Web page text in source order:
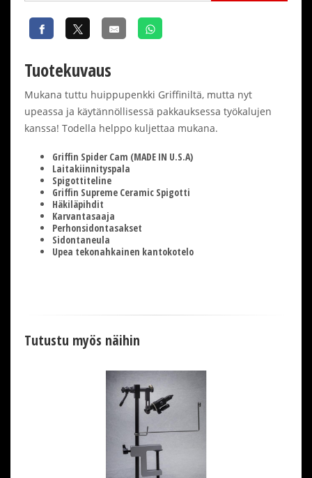
Tuotekuvaus
Mukana tuttu huippupenkki Griffiniltä, mutta nyt
upeassa ja käytännöllisessä pakkauksessa työkalujen
kanssa! Todella helppo kuljettaa mukana.
Griffin Spider Cam (MADE IN U.S.A)
Laitakiinnityspala
Spigottiteline
Griffin Supreme Ceramic Spigotti
Häkiläpihdit
Karvantasaaja
Perhonsidontasakset
Sidontaneula
Upea tekonahkainen kantokotelo
Tutustu myös näihin